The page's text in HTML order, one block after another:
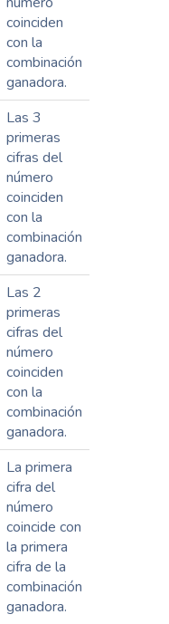
coinciden
con la
combinación
ganadora.
Las 3
primeras
cifras del
número
coinciden
con la
combinación
ganadora.
Las 2
primeras
cifras del
número
coinciden
con la
combinación
ganadora.
La primera
cifra del
número
coincide con
la primera
cifra de la
combinación
ganadora.